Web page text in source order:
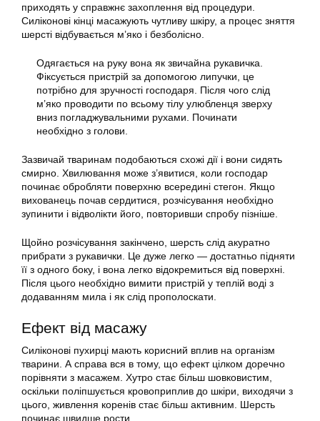
приходять у справжнє захоплення від процедури.
Силіконові кінці масажують чутливу шкіру, а процес зняття
шерсті відбувається м’яко і безболісно.
Одягається на руку вона як звичайна рукавичка.
Фіксується пристрій за допомогою липучки, це
потрібно для зручності господаря. Після чого слід
м’яко проводити по всьому тілу улюбленця зверху
вниз погладжувальними рухами. Починати
необхідно з голови.
Зазвичай тваринам подобаються схожі дії і вони сидять
смирно. Хвилювання може з’явитися, коли господар
починає обробляти поверхню всередині стегон. Якщо
вихованець почав сердитися, розчісування необхідно
зупинити і відволікти його, повторивши спробу пізніше.
Щойно розчісування закінчено, шерсть слід акуратно
прибрати з рукавички . Це дуже легко — достатньо підняти
її з одного боку, і вона легко відокремиться від поверхні.
Після цього необхідно вимити пристрій у теплій воді з
додаванням мила і як слід прополоскати.
Ефект від масажу
Силіконові пухирці мають корисний вплив на організм
тварини. А справа вся в тому, що ефект цілком доречно
порівняти з масажем. Хутро стає більш шовковистим,
оскільки поліпшується кровоприплив до шкіри, виходячи з
цього, живлення коренів стає більш активним. Шерсть
починає швидше рости.